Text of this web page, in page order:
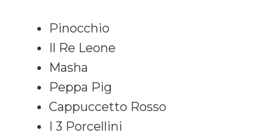
Pinocchio
Il Re Leone
Masha
Peppa Pig
Cappuccetto Rosso
I 3 Porcellini